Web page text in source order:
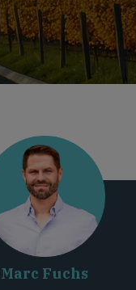
Marc Fuchs